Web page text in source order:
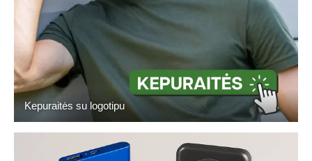
Kepuraitės su logotipu